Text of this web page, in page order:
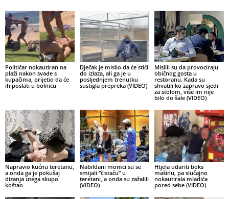
Političar nokautiran na
plaži nakon svađe s
kupačima, prijetio da će
ih poslati u bolnicu
Dječak je mislio da će stići
do izlaza, ali ga je u
posljednjem trenutku
sustigla prepreka (VIDEO)
Mislili su da provociraju
običnog gosta u
restoranu. Kada su
shvatili ko zapravo sjedi
za stolom, više im nije
bilo do šale (VIDEO)
Napravio kućnu teretanu,
a onda ga je pokušaj
dizanja utega skupo
koštao
Nabildani momci su se
smijali “čistaču” u
teretani, a onda su zažalili
(VIDEO)
Htjela udariti boks
mašinu, pa slučajno
nokautirala mladića
pored sebe (VIDEO)